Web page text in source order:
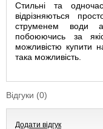
Стильні та
відрізняються
струменем води
побоюючись за
можливістю купити
така можливість.
Відгуки (0)
Додати відгук